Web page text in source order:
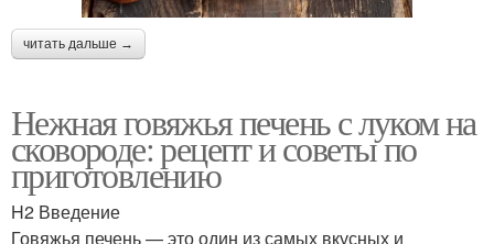
читать дальше →
Нежная говяжья печень с луком на
сковороде: рецепт и советы по
приготовлению
H2 Введение
Говяжья печень — это один из самых вкусных и